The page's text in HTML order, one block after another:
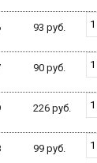
93 руб.
90 руб.
226 руб.
99 руб.